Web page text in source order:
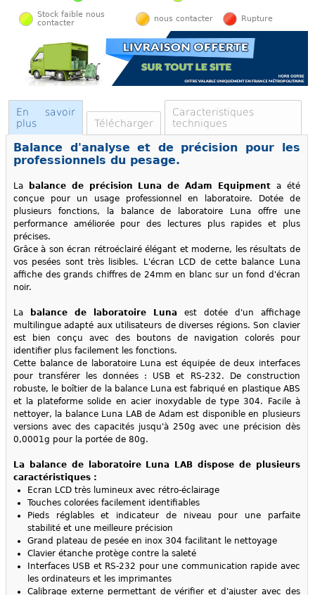
Stock faible nous
contacter
nous contacter Rupture
En savoir
plus
Télécharger
Caracteristiques
techniques
Balance d'analyse et de précision pour les
professionnels du pesage.
La balance de précision Luna de Adam Equipment a été
conçue pour un usage professionnel en laboratoire. Dotée de
plusieurs fonctions, la balance de laboratoire Luna offre une
performance améliorée pour des lectures plus rapides et plus
précises.
Grâce à son écran rétroéclairé élégant et moderne, les résultats de
vos pesées sont très lisibles. L'écran LCD de cette balance Luna
affiche des grands chiffres de 24mm en blanc sur un fond d'écran
noir.
La balance de laboratoire Lunaest dotée d'un affichage
multilingue adapté aux utilisateurs de diverses régions. Son clavier
est bien conçu avec des boutons de navigation colorés pour
identifier plus facilement les fonctions.
Cette balance de laboratoire Luna est équipée de deux interfaces
pour transférer les données : USB et RS-232. De construction
robuste, le boîtier de la balance Luna est fabriqué en plastique ABS
et la plateforme solide en acier inoxydable de type 304. Facile à
nettoyer, la balance Luna LAB de Adam est disponible en plusieurs
versions avec des capacités jusqu'à 250g avec une précision dès
0,0001g pour la portée de 80g.
La balance de laboratoire Luna LAB dispose de plusieurs
caractéristiques :
Ecran LCD très lumineux avec rétro-éclairage
Touches colorées facilement identifiables
Pieds réglables et indicateur de niveau pour une parfaite
stabilité et une meilleure précision
Grand plateau de pesée en inox 304 facilitant le nettoyage
Clavier étanche protège contre la saleté
Interfaces USB et RS-232 pour une communication rapide avec
les ordinateurs et les imprimantes
Calibrage externe permettant de vérifier et d'ajuster avec des